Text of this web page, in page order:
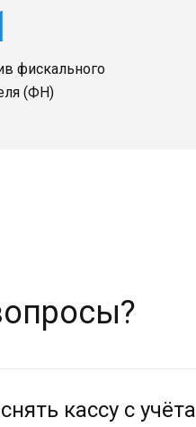
фискального
(ФН)
кассу с